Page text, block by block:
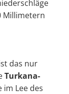
Millimetern
das nur
Turkana-
im Lee des